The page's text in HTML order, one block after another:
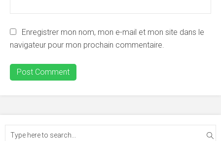
Enregistrer mon nom, mon e-mail et mon site dans le
navigateur pour mon prochain commentaire.